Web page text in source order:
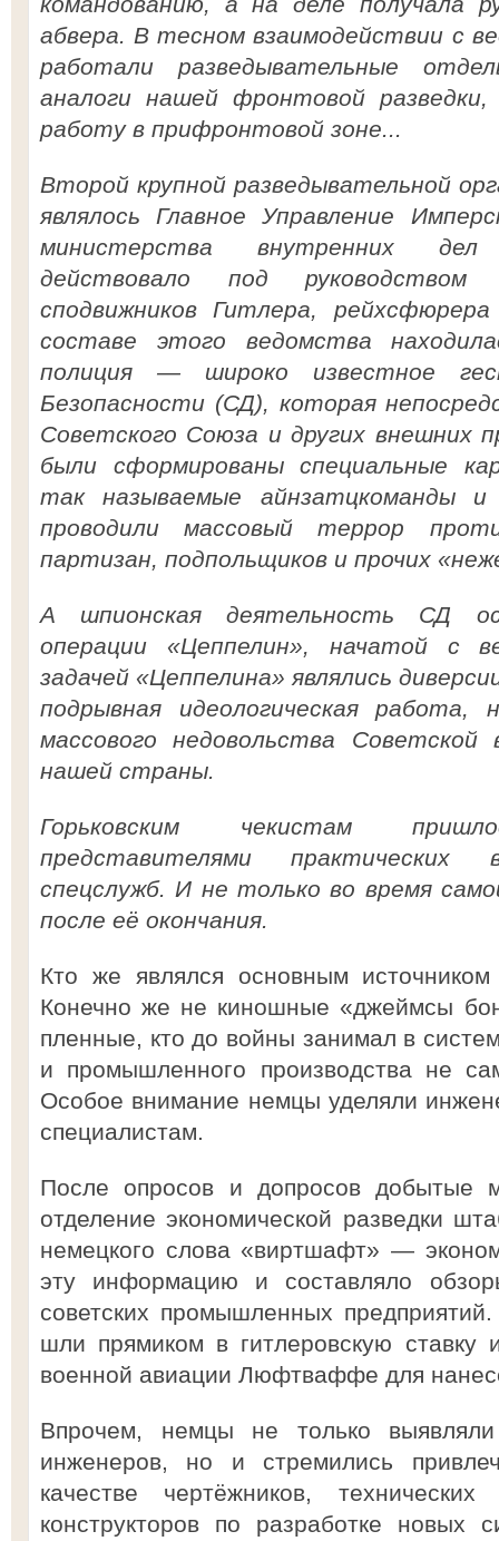
абвера. В тесном взаимодействии с
работали разведывательные
аналоги нашей фронтовой
работу в прифронтовой зоне...
Второй крупной разведывательной
являлось Главное Управление
министерства внутренних
действовало под
сподвижников Гитлера,
составе этого ведомства
полиция — широко известное
Безопасности (СД), которая
Советского Союза и других внешних
были сформированы специальные
так называемые айнзатцкоманды и
проводили массовый террор
партизан, подпольщиков и прочих
А шпионская деятельность СД
операции «Цеппелин», начатой с
задачей «Цеппелина» являлись
подрывная идеологическая работа,
массового недовольства Советской
нашей страны.
Горьковским чекистам
представителями
спецслужб. И не только во время
после её окончания.
Кто же являлся основным
Конечно же не киношные «джеймсы
пленные, кто до войны занимал в
и промышленного производства не
Особое внимание немцы уделяли
специалистам.
После опросов и допросов добытые
отделение экономической разведки
немецкого слова «виртшафт» —
эту информацию и составляло
советских промышленных
шли прямиком в гитлеровскую ставку
военной авиации Люфтваффе для
Впрочем, немцы не только
инженеров, но и стремились
качестве чертёжников,
конструкторов по разработке новых